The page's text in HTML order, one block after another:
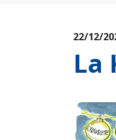
22/12/
La